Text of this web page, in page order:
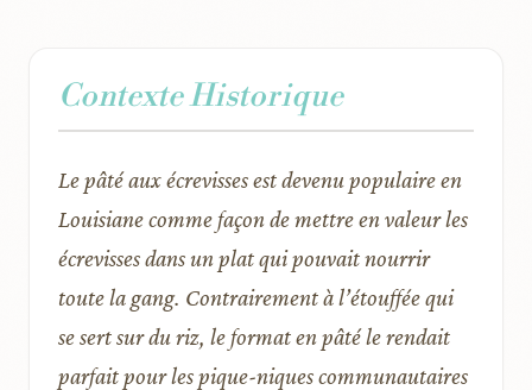
Contexte Historique
Le pâté aux écrevisses est devenu populaire en
Louisiane comme façon de mettre en valeur les
écrevisses dans un plat qui pouvait nourrir
toute la gang. Contrairement à l’étouffée qui
se sert sur du riz, le format en pâté le rendait
parfait pour les pique-niques communautaires